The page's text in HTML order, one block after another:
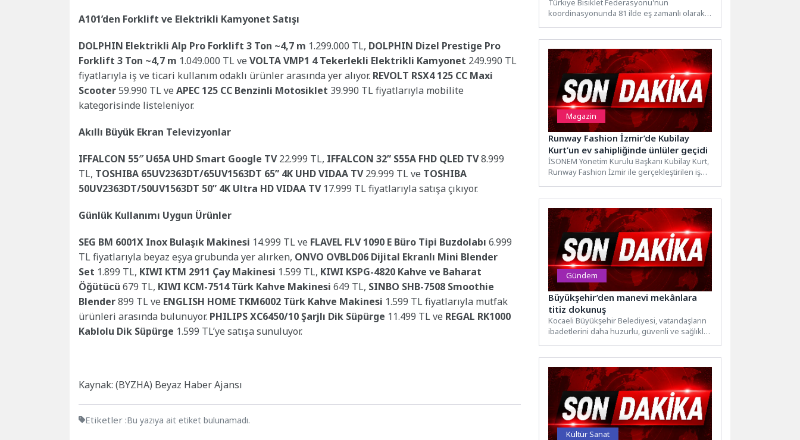
A101’den Forklift ve Elektrikli Kamyonet Satışı
DOLPHIN Elektrikli Alp Pro Forklift 3 Ton ~4,7 m 1.299.000 TL, DOLPHIN Dizel Prestige Pro
Forklift 3 Ton ~4,7 m 1.049.000 TL ve VOLTA VMP1 4 Tekerlekli Elektrikli Kamyonet 249.990 TL
fiyatlarıyla iş ve ticari kullanım odaklı ürünler arasında yer alıyor. REVOLT RSX4 125 CC Maxi
Scooter59.990 TL ve APEC 125 CC Benzinli Motosiklet 39.990 TL fiyatlarıyla mobilite
kategorisinde listeleniyor.
Akıllı Büyük Ekran Televizyonlar
IFFALCON 55″ U65A UHD Smart Google TV22.999 TL, IFFALCON 32” S55A FHD QLED TV8.999
TL, TOSHIBA 65UV2363DT/65UV1563DT 65” 4K UHD VIDAA TV29.999 TL ve TOSHIBA
50UV2363DT/50UV1563DT 50” 4K Ultra HD VIDAA TV17.999 TL fiyatlarıyla satışa çıkıyor.
Günlük Kullanımı Uygun Ürünler
SEG BM 6001X Inox Bulaşık Makinesi 14.999 TL ve FLAVEL FLV 1090 E Büro Tipi Buzdolabı 6.999
TL fiyatlarıyla beyaz eşya grubunda yer alırken, ONVO OVBLD06 Dijital Ekranlı Mini Blender
Set 1.899 TL, KIWI KTM 2911 Çay Makinesi 1.599 TL, KIWI KSPG-4820 Kahve ve Baharat
Öğütücü 679 TL, KIWI KCM-7514 Türk Kahve Makinesi 649 TL, SINBO SHB-7508 Smoothie
Blender899 TL ve ENGLISH HOME TKM6002 Türk Kahve Makinesi 1.599 TL fiyatlarıyla mutfak
ürünleri arasında bulunuyor. PHILIPS XC6450/10 Şarjlı Dik Süpürge 11.499 TL ve REGAL RK1000
Kablolu Dik Süpürge 1.599 TL’ye satışa sunuluyor.
Kaynak: (BYZHA) Beyaz Haber Ajansı
Etiketler :Bu yazıya ait etiket bulunamadı.
ediyor
Türkiye Bisiklet Federasyonu'nun
koordinasyonunda 81 ilde eş zamanlı olarak
Magazin
Runway Fashion İzmir’de Kubilay
Kurt’un ev sahipliğinde ünlüler geçidi
İSONEM Yönetim Kurulu Başkanı Kubilay Kurt,
Runway Fashion İzmir ile gerçekleştirilen iş
Gündem
Büyükşehir’den manevi mekânlara
titiz dokunuş
Kocaeli Büyükşehir Belediyesi, vatandaşların
ibadetlerini daha huzurlu, güvenli ve sağlıklı
Kültür Sanat